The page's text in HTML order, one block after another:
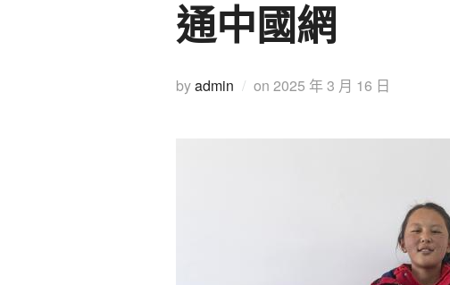
通中國網
byadmin on Posted
2025 年 3 月 16 日